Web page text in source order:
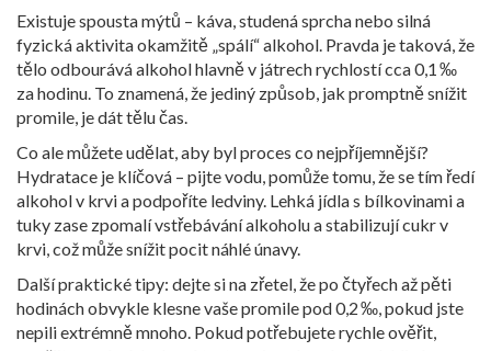
Existuje spousta mýtů – káva, studená sprcha nebo silná
fyzická aktivita okamžitě „spálí“ alkohol. Pravda je taková, že
tělo odbourává alkohol hlavně v játrech rychlostí cca 0,1 ‰
za hodinu. To znamená, že jediný způsob, jak promptně snížit
promile, je dát tělu čas.
Co ale můžete udělat, aby byl proces co nejpříjemnější?
Hydratace je klíčová – pijte vodu, pomůže tomu, že se tím ředí
alkohol v krvi a podpoříte ledviny. Lehká jídla s bílkovinami a
tuky zase zpomalí vstřebávání alkoholu a stabilizují cukr v
krvi, což může snížit pocit náhlé únavy.
Další praktické tipy: dejte si na zřetel, že po čtyřech až pěti
hodinách obvykle klesne vaše promile pod 0,2 ‰, pokud jste
nepili extrémně mnoho. Pokud potřebujete rychle ověřit,